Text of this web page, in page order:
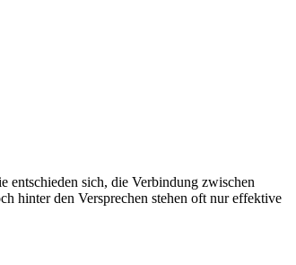
entschieden sich, die Verbindung zwischen
hinter den Versprechen stehen oft nur effektive